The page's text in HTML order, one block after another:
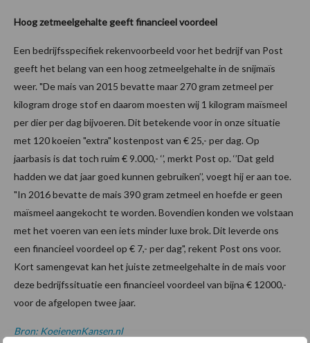
Hoog zetmeelgehalte geeft financieel voordeel
Een bedrijfsspecifiek rekenvoorbeeld voor het bedrijf van Post
geeft het belang van een hoog zetmeelgehalte in de snijmaïs
weer. "De mais van 2015 bevatte maar 270 gram zetmeel per
kilogram droge stof en daarom moesten wij 1 kilogram maïsmeel
per dier per dag bijvoeren. Dit betekende voor in onze situatie
met 120 koeien "extra" kostenpost van € 25,- per dag. Op
jaarbasis is dat toch ruim € 9.000,- ‘’, merkt Post op. ‘’Dat geld
hadden we dat jaar goed kunnen gebruiken’’, voegt hij er aan toe.
"In 2016 bevatte de mais 390 gram zetmeel en hoefde er geen
maïsmeel aangekocht te worden. Bovendien konden we volstaan
met het voeren van een iets minder luxe brok. Dit leverde ons
een financieel voordeel op € 7,- per dag", rekent Post ons voor.
Kort samengevat kan het juiste zetmeelgehalte in de mais voor
deze bedrijfssituatie een financieel voordeel van bijna € 12000,-
voor de afgelopen twee jaar.
Bron: KoeienenKansen.nl